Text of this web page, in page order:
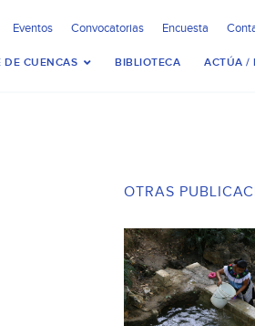
Eventos Convocatorias Encuesta
DE CUENCAS BIBLIOTECA ACTÚA /
OTRAS